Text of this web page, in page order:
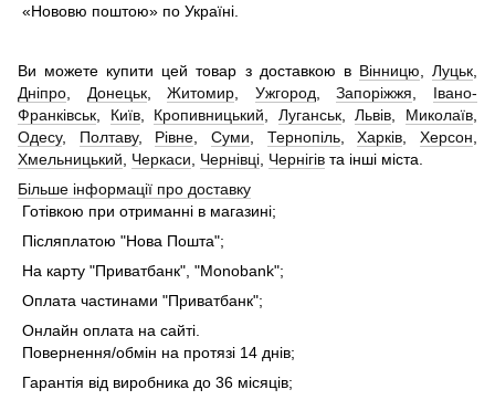
«Нововю поштою» по Україні.
Ви можете купити цей товар з доставкою в Вінницю ,Луцьк
Дніпро
Донецьк,Житомир Ужгород ,Запоріжжя
Івано-
Франківськ
Київ, Кропивницький Луганськ,Львів Миколаїв
Одесу, Полтаву, Рівне ,Суми Тернопіль,Харків ,Херсон
Хмельницький
Черкаси Чернівці Чернігів та інші міста.
Більше інформації про доставку
Готівкою при отриманні в магазині;
Післяплатою "Нова Пошта";
На карту "Приватбанк", "Monobank";
Оплата частинами "Приватбанк";
Онлайн оплата на сайті.
Повернення/обмін на протязі 14 днів;
Гарантія від виробника до 36 місяців;